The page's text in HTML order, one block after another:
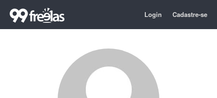
Login Cadastre-se